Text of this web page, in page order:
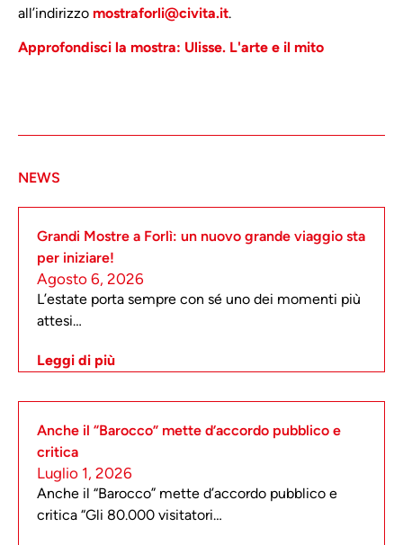
all’indirizzo mostraforli@civita.it.
Approfondisci la mostra: Ulisse. L'arte e il mito
NEWS
Grandi Mostre a Forlì: un nuovo grande viaggio sta
per iniziare!
Agosto 6, 2026
L’estate porta sempre con sé uno dei momenti più
attesi…
Leggi di più
Anche il “Barocco” mette d’accordo pubblico e
critica
Luglio 1, 2026
Anche il “Barocco” mette d’accordo pubblico e
critica “Gli 80.000 visitatori…